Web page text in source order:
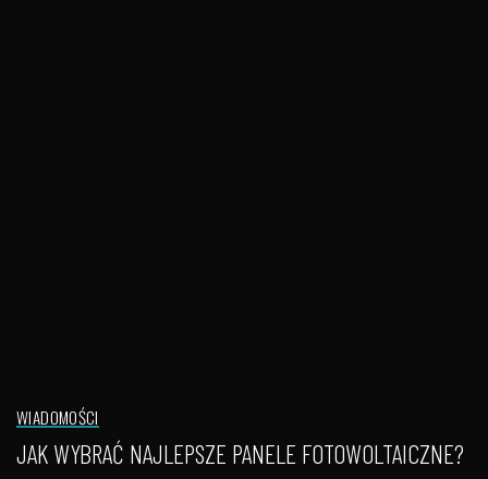
WIADOMOŚCI
JAK WYBRAĆ NAJLEPSZE PANELE FOTOWOLTAICZNE?